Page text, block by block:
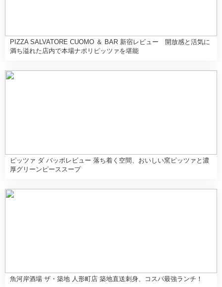
PIZZA SALVATORE CUOMO ＆ BAR 新宿レビュー 開放感と活気に
満ち溢れた店内で本場ナポリピッツァを堪能
ピッツァ ダ バッボレビュー 落ち着く空間、おいしい窯ピッツァと濃
厚グリーンピーススープ
魚河岸酒場 ザ・築地 人形町店 築地直送刺身、コスパ最強ランチ！